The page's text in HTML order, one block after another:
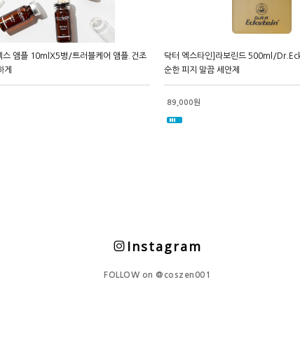
스 앰플 10mlX5병/트러블케어 앰플.건조
게
닥터 엑스타인]라보린드 500ml/
순한 피지 말끔 세안제
89,000원
Instagram
FOLLOW on @coszen001